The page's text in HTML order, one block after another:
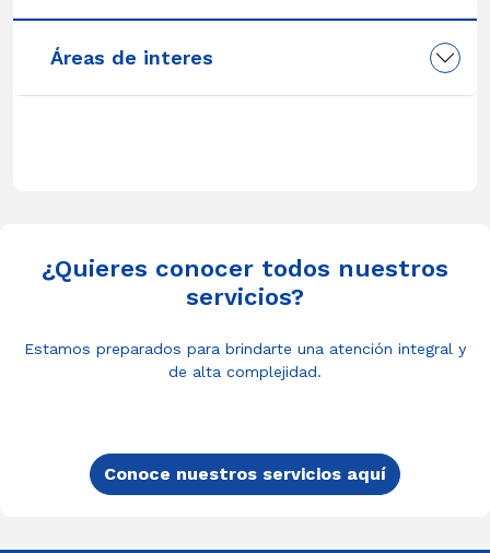
Áreas de interes
¿Quieres conocer todos nuestros
servicios?
Estamos preparados para brindarte una atención integral y
de alta complejidad.
Conoce nuestros servicios aquí